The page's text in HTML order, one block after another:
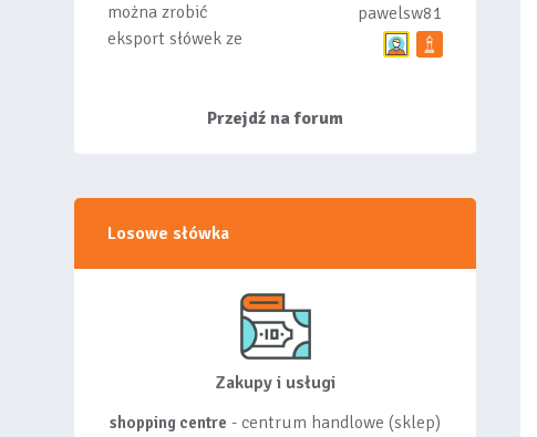
wiąże się...
można zrobić
eksport słówek ze
wyróżnionych lis...
pawelsw81
Przejdź na forum
Losowe słówka
Zakupy i usługi
shopping centre - centrum handlowe (sklep)